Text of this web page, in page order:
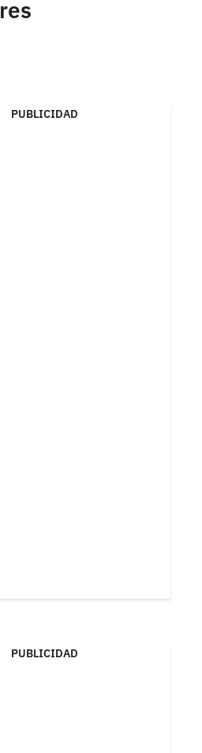
PUBLICIDAD
PUBLICIDAD